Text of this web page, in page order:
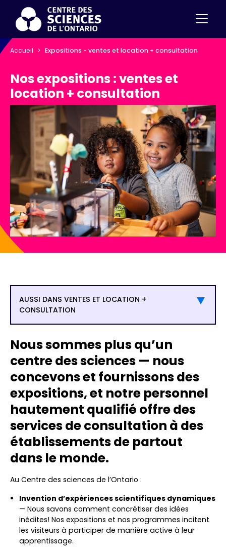
Accueil Expositions - ventes et location + consultation
Nos expositions : ventes et
location + consultation
AUSSI DANS VENTES ET LOCATION +
CONSULTATION
Nous sommes plus qu’un
centre des sciences — nous
concevons et fournissons des
expositions, et notre personnel
hautement qualifié offre des
services de consultation à des
établissements de partout
dans le monde.
Au Centre des sciences de l’Ontario :
Invention d’expériences scientifiques dynamiques
— Nous savons comment concrétiser des idées
inédites! Nos expositions et nos programmes incitent
les visiteurs à participer de manière active à leur
apprentissage.